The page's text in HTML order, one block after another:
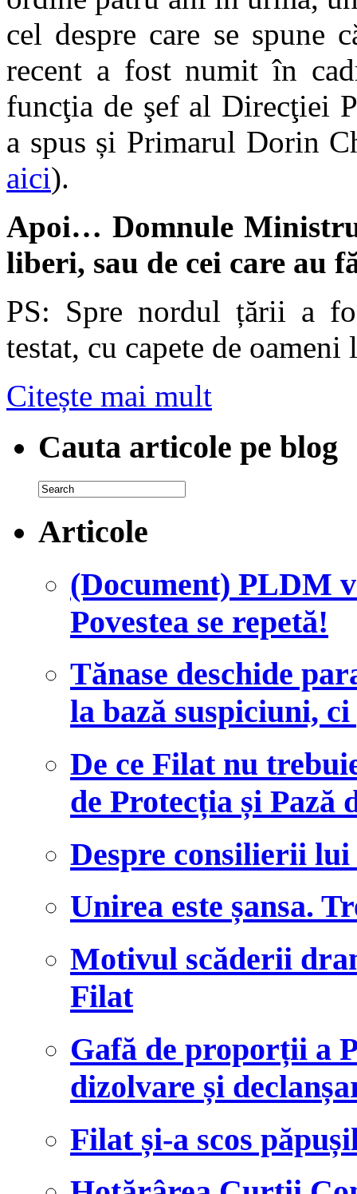
cel despre care se
recent a fost numit în
funcţia de şef al Direcţiei
a spus și Primarul Dorin
aici).
Apoi… Domnule
liberi, sau de cei care au
PS: Spre nordul țării a
testat, cu capete de oameni
Citește mai mult
Cauta articole pe blog
Articole
(Document) PLDM
Povestea se repetă!
Tănase deschide
la bază suspiciuni,
De ce Filat nu
de Protecția și Pază
Despre consilierii
Unirea este șansa.
Motivul scăderii
Filat
Gafă de proporții a
dizolvare și
Filat și-a scos